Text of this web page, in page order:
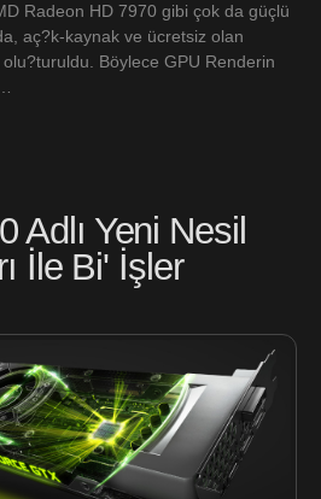
Radeon HD 7970 gibi çok da güçlü
aç?k-kaynak ve ücretsiz olan
Böylece GPU Renderin
Adlı Yeni Nesil
İle Bi' İşler